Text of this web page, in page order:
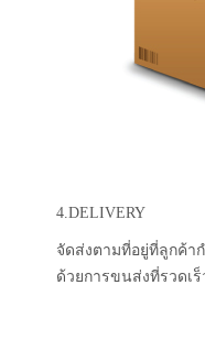
4.DELIVERY
จัดส่งตามที่อยู่ที่ลูกค้า
ด้วยการขนส่งที่รวดเ